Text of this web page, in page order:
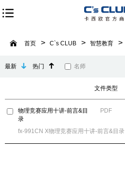
首页 C`s CLUB 智慧教育
最新 热门 名师
文件类型
物理竞赛应用十讲-前言&目
录
fx-991CN X物理竞赛应用十讲-前言&目录
PDF